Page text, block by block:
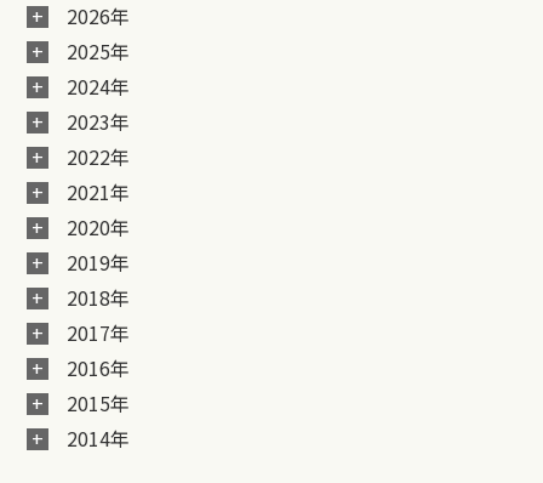
2026年
2025年
2024年
2023年
2022年
2021年
2020年
2019年
2018年
2017年
2016年
2015年
2014年